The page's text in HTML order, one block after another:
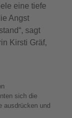
eine tiefe
Angst
sagt
Kirsti Gräf,
sich die
ausdrücken und